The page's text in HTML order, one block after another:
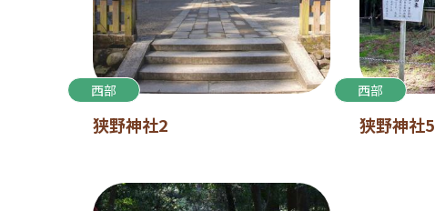
西部
狭野神社2
西部
狭野神社5